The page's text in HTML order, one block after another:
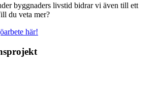
byggnaders livstid bidrar vi även till ett
du veta mer?
här!